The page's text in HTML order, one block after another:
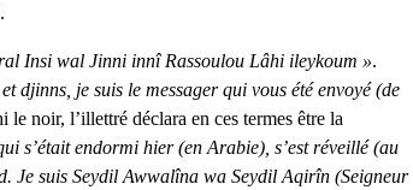
Insi wal Jinni innî Rassoulou Lâhi ileykoum ».
djinns, je suis le messager qui vous été envoyé (de
noir, l’illettré déclara en ces termes être la
s’était endormi hier (en Arabie), s’est réveillé (au
Je suis Seydil Awwalîna wa Seydil Aqirîn (Seigneur